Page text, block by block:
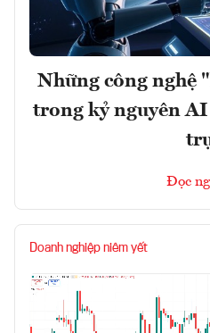
Những công nghệ
trong kỷ nguyên
Đọc
Doanh nghiệp niêm yết